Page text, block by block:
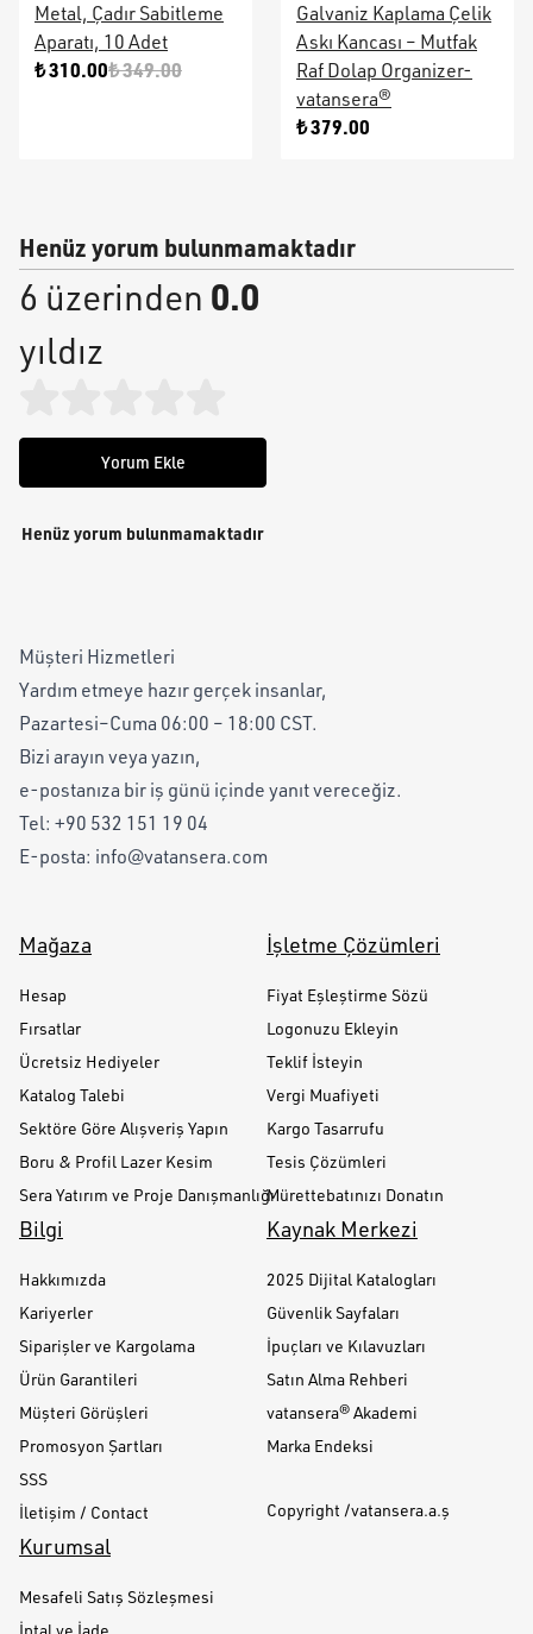
Metal, Çadır Sabitleme
Aparatı, 10 Adet
₺ 310.00₺ 349.00
Galvaniz Kaplama Çelik
Askı Kancası – Mutfak
Raf Dolap Organizer-
vatansera®
₺ 379.00
Henüz yorum bulunmamaktadır
6 üzerinden 0.0
yıldız
Yorum Ekle
Henüz yorum bulunmamaktadır
Müşteri Hizmetleri
Yardım etmeye hazır gerçek insanlar,
Pazartesi–Cuma 06:00 – 18:00 CST.
Bizi arayın veya yazın,
e-postanıza bir iş günü içinde yanıt vereceğiz.
Tel: +90 532 151 19 04
E-posta: info@vatansera.com
Mağaza
Hesap
Fırsatlar
Ücretsiz Hediyeler
Katalog Talebi
Sektöre Göre Alışveriş Yapın
Boru & Profil Lazer Kesim
Sera Yatırım ve Proje Danışmanlığı
İşletme Çözümleri
Fiyat Eşleştirme Sözü
Logonuzu Ekleyin
Teklif İsteyin
Vergi Muafiyeti
Kargo Tasarrufu
Tesis Çözümleri
Mürettebatınızı Donatın
Bilgi
Hakkımızda
Kariyerler
Siparişler ve Kargolama
Ürün Garantileri
Müşteri Görüşleri
Promosyon Şartları
SSS
İletişim / Contact
Kaynak Merkezi
2025 Dijital Katalogları
Güvenlik Sayfaları
İpuçları ve Kılavuzları
Satın Alma Rehberi
vatansera® Akademi
Marka Endeksi
Copyright /vatansera.a.ş
Kurumsal
Mesafeli Satış Sözleşmesi
İptal ve İade